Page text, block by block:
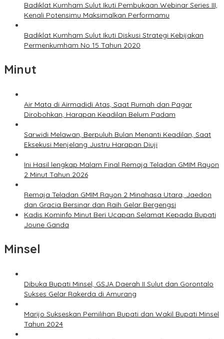
Badiklat Kumham Sulut Ikuti Pembukaan Webinar Series III,
Kenali Potensimu Maksimalkan Performamu
Badiklat Kumham Sulut Ikuti Diskusi Strategi Kebijakan
Permenkumham No 15 Tahun 2020
Minut
Air Mata di Airmadidi Atas, Saat Rumah dan Pagar
Dirobohkan, Harapan Keadilan Belum Padam
Sarwidi Melawan, Berpuluh Bulan Menanti Keadilan, Saat
Eksekusi Menjelang Justru Harapan Diuji
Ini Hasil lengkap Malam Final Remaja Teladan GMIM Rayon
2 Minut Tahun 2026
Remaja Teladan GMIM Rayon 2 Minahasa Utara, Jaedon
dan Gracia Bersinar dan Raih Gelar Bergengsi
Kadis Kominfo Minut Beri Ucapan Selamat Kepada Bupati
Joune Ganda
Minsel
Dibuka Bupati Minsel, GSJA Daerah II Sulut dan Gorontalo
Sukses Gelar Rakerda di Amurang
Marijo Sukseskan Pemilihan Bupati dan Wakil Bupati Minsel
Tahun 2024